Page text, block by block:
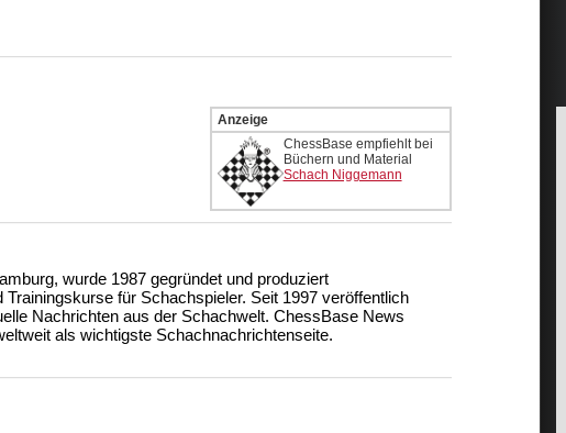
Anzeige
ChessBase empfiehlt bei
Büchern und Material
Schach Niggemann
wurde 1987 gegründet und produziert
für Schachspieler. Seit 1997 veröffentlich
Nachrichten aus der Schachwelt. ChessBase News
als wichtigste Schachnachrichtenseite.